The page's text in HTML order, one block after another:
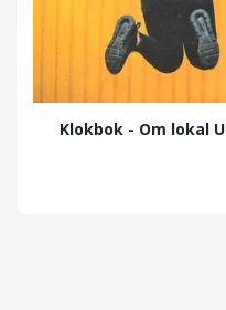
Klokbok - Om lokal